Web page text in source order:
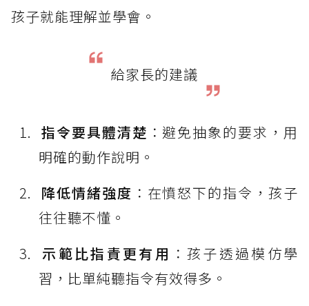
孩子就能理解並學會。
給家長的建議
指令要具體清楚 ：避免抽象的要求，用
明確的動作說明。
降低情緒強度 ：在憤怒下的指令，孩子
往往聽不懂。
示範比指責更有用 ：孩子透過模仿學
習，比單純聽指令有效得多。